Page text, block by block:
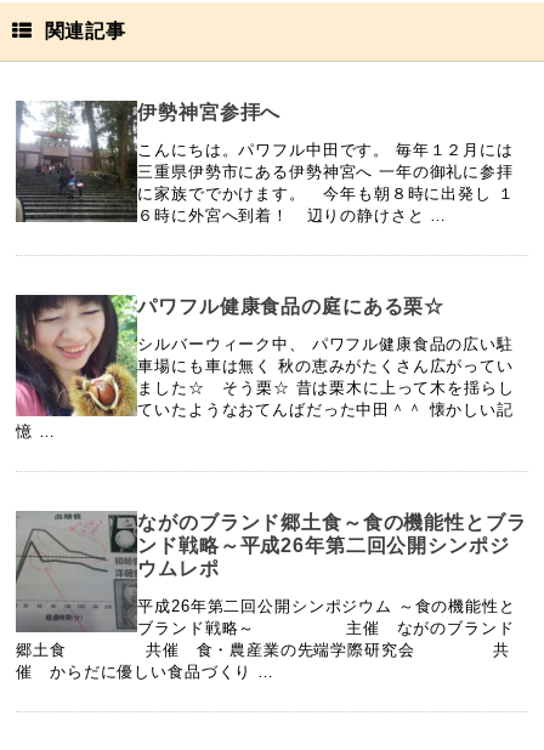
関連記事
伊勢神宮参拝へ
こんにちは。パワフル中田です。 毎年１２月には
三重県伊勢市にある伊勢神宮へ 一年の御礼に参拝
に家族ででかけます。 今年も朝８時に出発し １
６時に外宮へ到着！ 辺りの静けさと …
パワフル健康食品の庭にある栗☆
シルバーウィーク中、 パワフル健康食品の広い駐
車場にも車は無く 秋の恵みがたくさん広がってい
ました☆ そう栗☆ 昔は栗木に上って木を揺らし
ていたようなおてんばだった中田＾＾ 懐かしい記
憶 …
ながのブランド郷土食～食の機能性とブラ
ンド戦略～平成26年第二回公開シンポジ
ウムレポ
平成26年第二回公開シンポジウム ～食の機能性と
ブランド戦略～ 主催 ながのブランド
郷土食 共催 食・農産業の先端学際研究会 共
催 からだに優しい食品づくり …